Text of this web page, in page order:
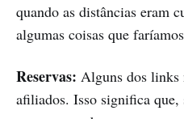
quando as distâncias eram
algumas coisas que
Reservas: Alguns dos links
afiliados. Isso significa